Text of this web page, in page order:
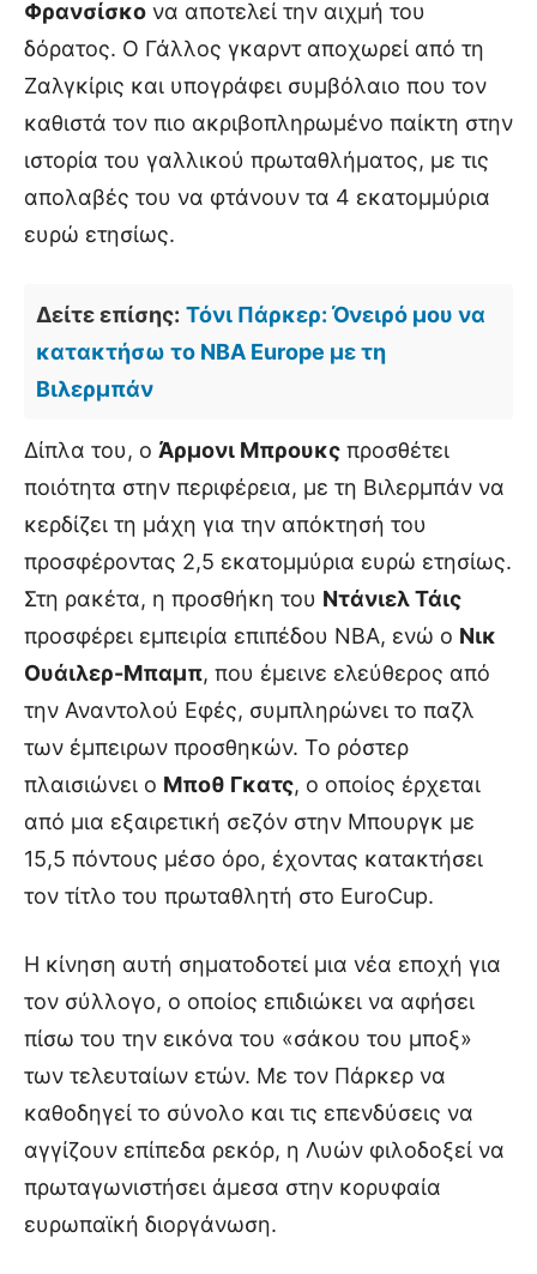
Φρανσίσκο να αποτελεί την αιχμή του
δόρατος. Ο Γάλλος γκαρντ αποχωρεί από τη
Ζαλγκίρις και υπογράφει συμβόλαιο που τον
καθιστά τον πιο ακριβοπληρωμένο παίκτη στην
ιστορία του γαλλικού πρωταθλήματος, με τις
απολαβές του να φτάνουν τα 4 εκατομμύρια
ευρώ ετησίως.
Δείτε επίσης: Τόνι Πάρκερ: Όνειρό μου να
κατακτήσω το NBA Europe με τη
Βιλερμπάν
Δίπλα του, ο Άρμονι Μπρουκς προσθέτει
ποιότητα στην περιφέρεια, με τη Βιλερμπάν να
κερδίζει τη μάχη για την απόκτησή του
προσφέροντας 2,5 εκατομμύρια ευρώ ετησίως.
Στη ρακέτα, η προσθήκη του Ντάνιελ Τάις
προσφέρει εμπειρία επιπέδου NBA, ενώ ο Νικ
Ουάιλερ-Μπαμπ, που έμεινε ελεύθερος από
την Αναντολού Εφές, συμπληρώνει το παζλ
των έμπειρων προσθηκών. Το ρόστερ
πλαισιώνει ο Μποθ Γκατς, ο οποίος έρχεται
από μια εξαιρετική σεζόν στην Μπουργκ με
15,5 πόντους μέσο όρο, έχοντας κατακτήσει
τον τίτλο του πρωταθλητή στο EuroCup.
Η κίνηση αυτή σηματοδοτεί μια νέα εποχή για
τον σύλλογο, ο οποίος επιδιώκει να αφήσει
πίσω του την εικόνα του «σάκου του μποξ»
των τελευταίων ετών. Με τον Πάρκερ να
καθοδηγεί το σύνολο και τις επενδύσεις να
αγγίζουν επίπεδα ρεκόρ, η Λυών φιλοδοξεί να
πρωταγωνιστήσει άμεσα στην κορυφαία
ευρωπαϊκή διοργάνωση.